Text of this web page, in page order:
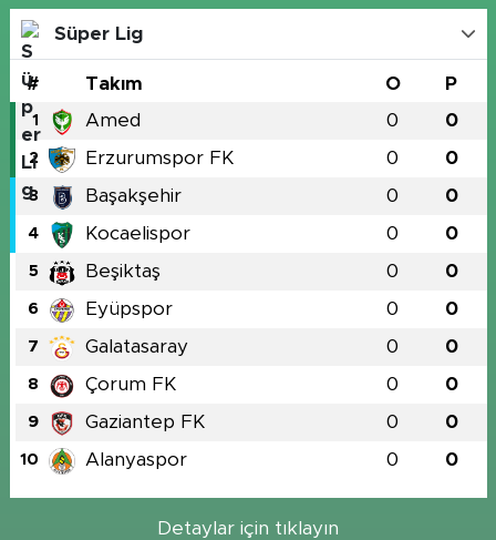
Süper Lig
# Takım O P
1 Amed 0 0
2 Erzurumspor FK 0 0
3 Başakşehir 0 0
4 Kocaelispor 0 0
5 Beşiktaş 0 0
6 Eyüpspor 0 0
7 Galatasaray 0 0
8 Çorum FK 0 0
9 Gaziantep FK 0 0
10 Alanyaspor 0 0
Detaylar için tıklayın